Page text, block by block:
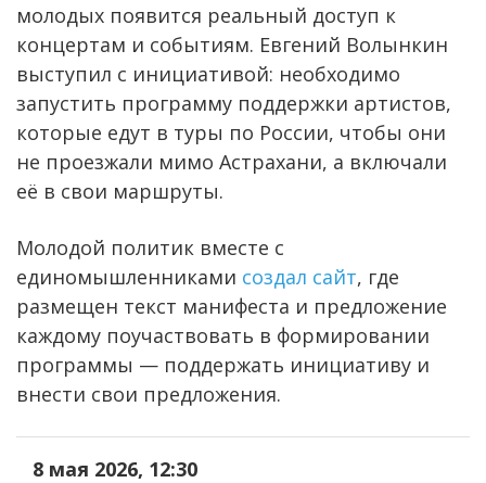
молодых появится реальный доступ к
концертам и событиям. Евгений Волынкин
выступил с инициативой: необходимо
запустить программу поддержки артистов,
которые едут в туры по России, чтобы они
не проезжали мимо Астрахани, а включали
её в свои маршруты.
Молодой политик вместе с
единомышленниками создал сайт, где
размещен текст манифеста и предложение
каждому поучаствовать в формировании
программы — поддержать инициативу и
внести свои предложения.
8 мая 2026, 12:30